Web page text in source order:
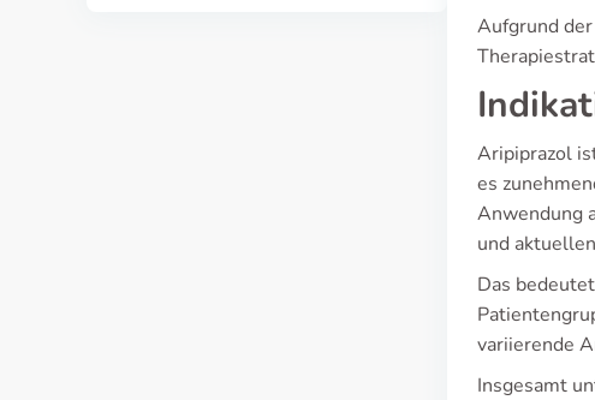
Aufgrund
Aripiprazol
es
Anwendung
und
Das
variierende
Insgesamt